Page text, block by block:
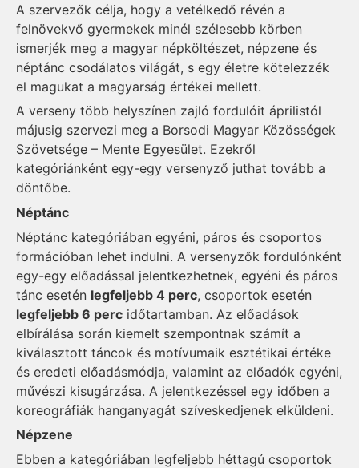
A szervezők célja, hogy a vetélkedő révén a
felnövekvő gyermekek minél szélesebb körben
ismerjék meg a magyar népköltészet, népzene és
néptánc csodálatos világát, s egy életre kötelezzék
el magukat a magyarság értékei mellett.
A verseny több helyszínen zajló fordulóit áprilistól
májusig szervezi meg a Borsodi Magyar Közösségek
Szövetsége – Mente Egyesület. Ezekről
kategóriánként egy-egy versenyző juthat tovább a
döntőbe.
Néptánc
Néptánc kategóriában egyéni, páros és csoportos
formációban lehet indulni. A versenyzők fordulónként
egy-egy előadással jelentkezhetnek, egyéni és páros
tánc esetén legfeljebb 4 perc, csoportok esetén
legfeljebb 6 perc időtartamban. Az előadások
elbírálása során kiemelt szempontnak számít a
kiválasztott táncok és motívumaik esztétikai értéke
és eredeti előadásmódja, valamint az előadók egyéni,
művészi kisugárzása. A jelentkezéssel egy időben a
koreográfiák hanganyagát szíveskedjenek elküldeni.
Népzene
Ebben a kategóriában legfeljebb héttagú csoportok